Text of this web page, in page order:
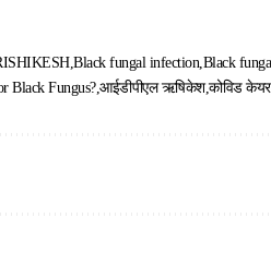
Black fungal infection Black
Black Fungus? आईडीपीएल ऋषिकेश कोविड